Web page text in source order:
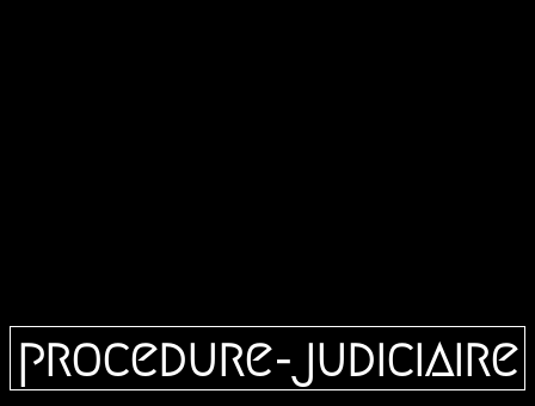
procedure-judiciaire